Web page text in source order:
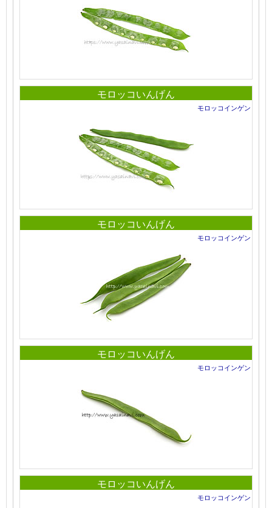
モロッコいんげん
モロッコインゲン
モロッコいんげん
モロッコインゲン
モロッコいんげん
モロッコインゲン
モロッコいんげん
モロッコインゲン